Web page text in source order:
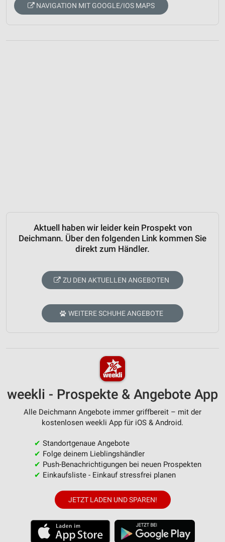
NAVIGATION MIT GOOGLE/IOS MAPS
Aktuell haben wir leider kein Prospekt von
Deichmann. Über den folgenden Link kommen Sie
direkt zum Händler.
ZU DEN AKTUELLEN ANGEBOTEN
WEITERE SCHUHE ANGEBOTE
weekli - Prospekte & Angebote App
Alle Deichmann Angebote immer griffbereit – mit der
kostenlosen weekli App für iOS & Android.
✔ Standortgenaue Angebote
✔ Folge deinem Lieblingshändler
✔ Push-Benachrichtigungen bei neuen Prospekten
✔ Einkaufsliste - Einkauf stressfrei planen
JETZT LADEN UND SPAREN!